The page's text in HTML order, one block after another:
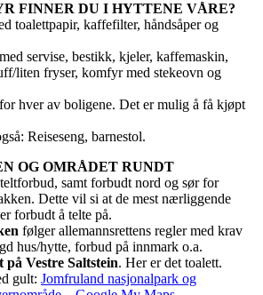
FINNER DU I HYTTENE VÅRE?
toalettpapir, kaffefilter, håndsåper og
servise, bestikk, kjeler, kaffemaskin,
liten fryser, komfyr med stekeovn og
hver av boligene. Det er mulig å få kjøpt
Reiseseng, barnestol.
OG OMRÅDET RUNDT
samt forbudt nord og sør for
Dette vil si at de mest nærliggende
forbudt å telte på.
følger allemannsrettens regler med krav
hus/hytte, forbud på innmark o.a.
på Vestre Saltstein. Her er det toalett.
gult: Jomfruland nasjonalpark og